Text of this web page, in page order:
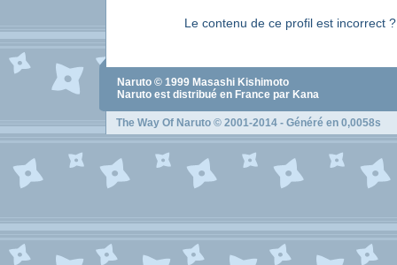
Le contenu de ce profil est incorrect
Naruto © 1999 Masashi Kishimoto
Naruto est distribué en France par Kana
The Way Of Naruto © 2001-2014 - Généré en 0,0058s